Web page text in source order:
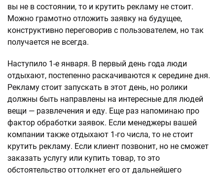
вы не в состоянии, то и крутить рекламу не стоит.
Можно грамотно отложить заявку на будущее,
конструктивно переговорив с пользователем, но так
получается не всегда.
Наступило 1-е января. В первый день года люди
отдыхают, постепенно раскачиваются к середине дня.
Рекламу стоит запускать в этот день, но ролики
должны быть направлены на интересные для людей
вещи — развлечения и еду. Еще раз напоминаю про
фактор обработки заявок. Если менеджеры вашей
компании также отдыхают 1-го числа, то не стоит
крутить рекламу. Если клиент позвонит, но не сможет
заказать услугу или купить товар, то это
обстоятельство оттолкнет его от дальнейшего